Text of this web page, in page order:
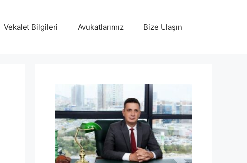
Vekalet Bilgileri Avukatlarımız Bize Ulaşın